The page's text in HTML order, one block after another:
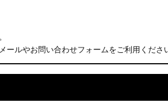
ルやお問い合わせフォームをご利用くださ